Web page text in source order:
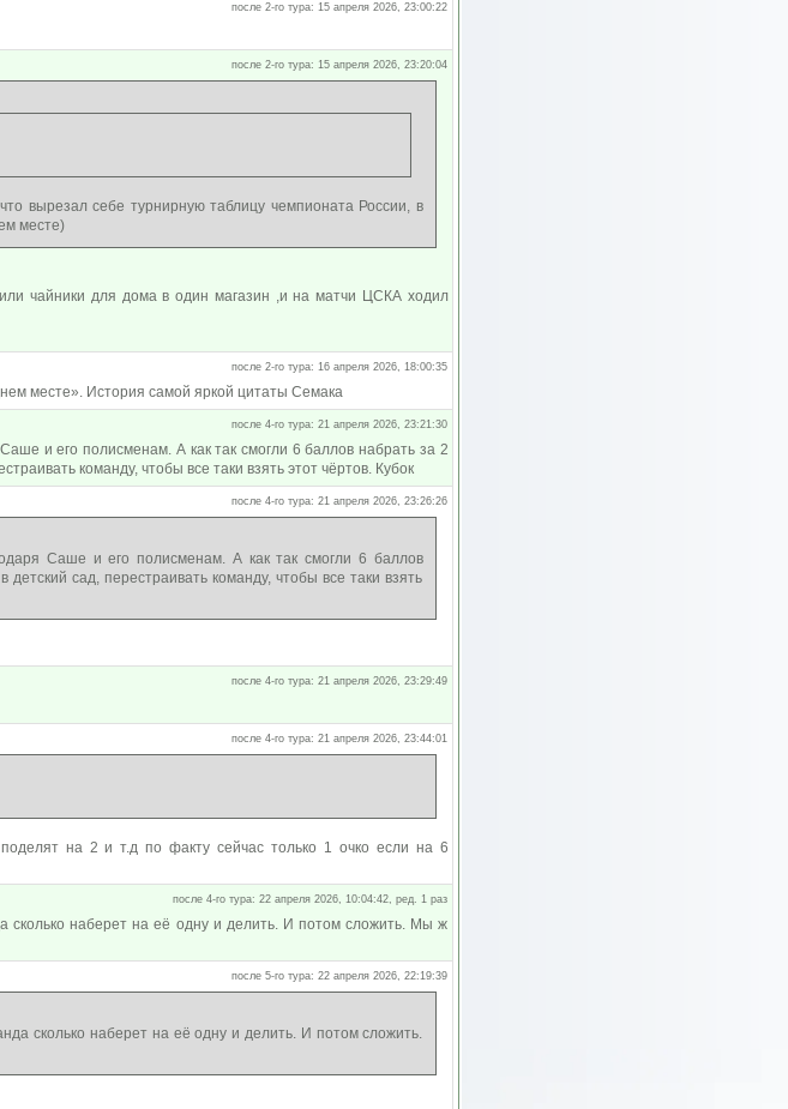
после 2-го тура: 15 апреля 2026, 23:00:22
после 2-го тура: 15 апреля 2026, 23:20:04
вырезал себе турнирную таблицу чемпионата России, в
месте)
чайники для дома в один магазин ,и на матчи ЦСКА ходил
после 2-го тура: 16 апреля 2026, 18:00:35
месте». История самой яркой цитаты Семака
после 4-го тура: 21 апреля 2026, 23:21:30
и его полисменам. А как так смогли 6 баллов набрать за 2
команду, чтобы все таки взять этот чёртов. Кубок
после 4-го тура: 21 апреля 2026, 23:26:26
Саше и его полисменам. А как так смогли 6 баллов
сад, перестраивать команду, чтобы все таки взять
после 4-го тура: 21 апреля 2026, 23:29:49
после 4-го тура: 21 апреля 2026, 23:44:01
на 2 и т.д по факту сейчас только 1 очко если на 6
после 4-го тура: 22 апреля 2026, 10:04:42, ред. 1 раз
сколько наберет на её одну и делить. И потом сложить. Мы ж
после 5-го тура: 22 апреля 2026, 22:19:39
сколько наберет на её одну и делить. И потом сложить.